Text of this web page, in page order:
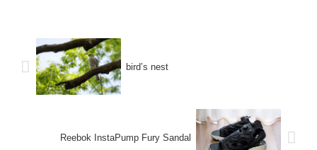
bird’s nest
Reebok InstaPump Fury Sandal